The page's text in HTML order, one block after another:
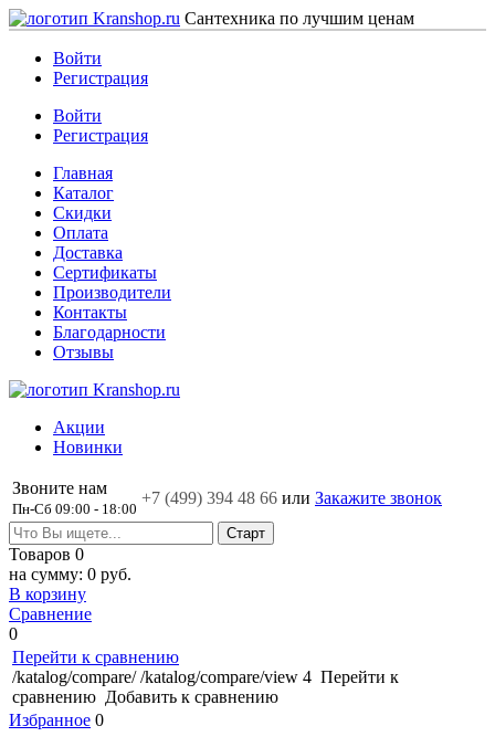
Сантехника по лучшим ценам
Войти
Регистрация
Войти
Регистрация
Главная
Каталог
Скидки
Оплата
Доставка
Сертификаты
Производители
Контакты
Благодарности
Отзывы
Акции
Новинки
Звоните нам
Пн-Сб 09:00 - 18:00
+7 (499) 394 48 66 или Закажите звонок
Товаров 0
на сумму: 0 руб.
В корзину
Сравнение
0
Перейти к сравнению
/katalog/compare/ /katalog/compare/view 4 Перейти к
сравнению Добавить к сравнению
Избранное 0